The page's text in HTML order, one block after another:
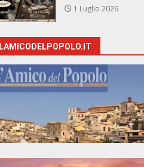
1 Luglio 2026
LAMICODELPOPOLO.IT